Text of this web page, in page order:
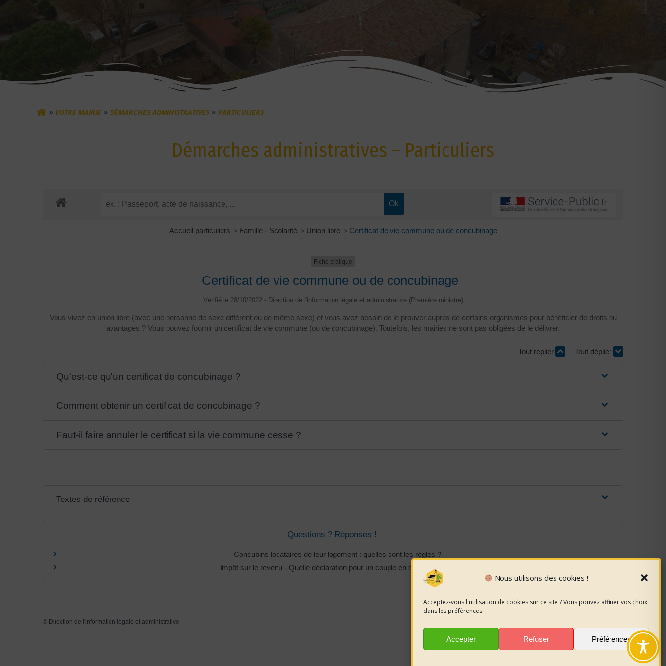
Nous utilisons des cookies !
Acceptez-vous l'utilisation de cookies sur ce site ? Vous pouvez affiner vos choix
dans les préférences.
Accepter Refuser Préférences
VOTRE MAIRIE DÉMARCHES ADMINISTRATIVES PARTICULIERS
Démarches administratives – Particuliers
Accueil particuliers > Famille - Scolarité > Union libre > Certificat de vie commune ou de concubinage
Fiche pratique
Certificat de vie commune ou de concubinage
Vérifié le 28/10/2022 - Direction de l'information légale et administrative (Première ministre)
Vous vivez en union libre (avec une personne de sexe différent ou de même sexe) et vous avez besoin de le prouver auprès de certains organismes pour bénéficier de droits ou
avantages ? Vous pouvez fournir un certificat de vie commune (ou de concubinage). Toutefois, les mairies ne sont pas obligées de le délivrer.
Tout replier Tout déplier
Qu'est-ce qu'un certificat de concubinage ?
Comment obtenir un certificat de concubinage ?
Faut-il faire annuler le certificat si la vie commune cesse ?
Textes de référence
Questions ? Réponses !
Concubins locataires de leur logement : quelles sont les règles ?
Impôt sur le revenu - Quelle déclaration pour un couple en concubinage ?
© Direction de l'information légale et administrative